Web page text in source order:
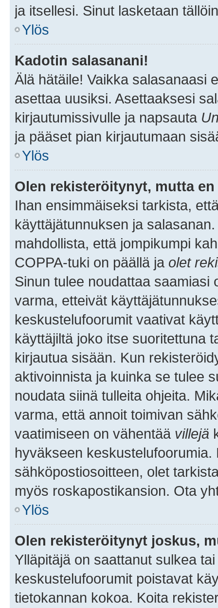
ja itsellesi. Sinut lasketaan
Ylös
Kadotin salasanani!
Älä hätäile! Vaikka salasanaasi
asettaa uusiksi. Asettaaksesi
kirjautumissivulle ja napsauta
ja pääset pian kirjautumaan
Ylös
Olen rekisteröitynyt, mutta
Ihan ensimmäiseksi tarkista,
käyttäjätunnuksen ja
mahdollista, että jompikumpi
COPPA-tuki on päällä ja olet
Sinun tulee noudattaa saamiasi
varma, etteivät
keskustelufoorumit vaativat
käyttäjiltä joko itse suoritettuna
kirjautua sisään. Kun
aktivoinnista ja kuinka se tulee
noudata siinä tulleita ohjeita.
varma, että annoit toimivan
vaatimiseen on vähentää villejä
hyväkseen
sähköpostiosoitteen, olet
myös roskapostikansion. Ota
Ylös
Olen rekisteröitynyt joskus,
Ylläpitäjä on saattanut sulkea
keskustelufoorumit poistavat
tietokannan kokoa. Koita